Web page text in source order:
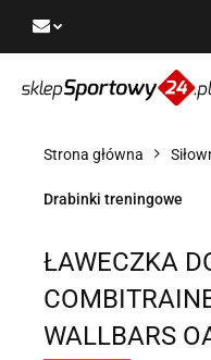
Strona główna
Drabinki treningowe
ŁAWECZKA
WALLBARS